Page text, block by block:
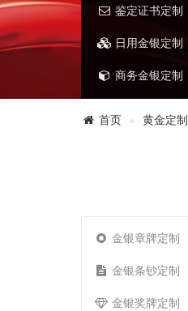
鉴定证书定制
日用金银定制
商务金银定制
首页 黄金定制
金银章牌定制
金银条钞定制
金银奖牌定制